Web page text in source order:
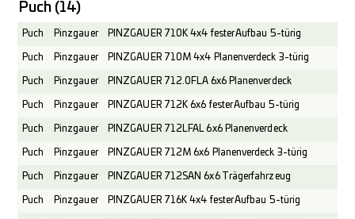
Puch (14)
Puch Pinzgauer PINZGAUER 710K 4x4 fester Aufbau 5-türig
Puch Pinzgauer PINZGAUER 710M 4x4 Planenverdeck 3-türig
Puch Pinzgauer PINZGAUER 712.0FLA 6x6 Planenverdeck
Puch Pinzgauer PINZGAUER 712K 6x6 fester Aufbau 5-türig
Puch Pinzgauer PINZGAUER 712LFAL 6x6 Planenverdeck
Puch Pinzgauer PINZGAUER 712M 6x6 Planenverdeck 3-türig
Puch Pinzgauer PINZGAUER 712SAN 6x6 Trägerfahrzeug
Puch Pinzgauer PINZGAUER 716K 4x4 fester Aufbau 5-türig